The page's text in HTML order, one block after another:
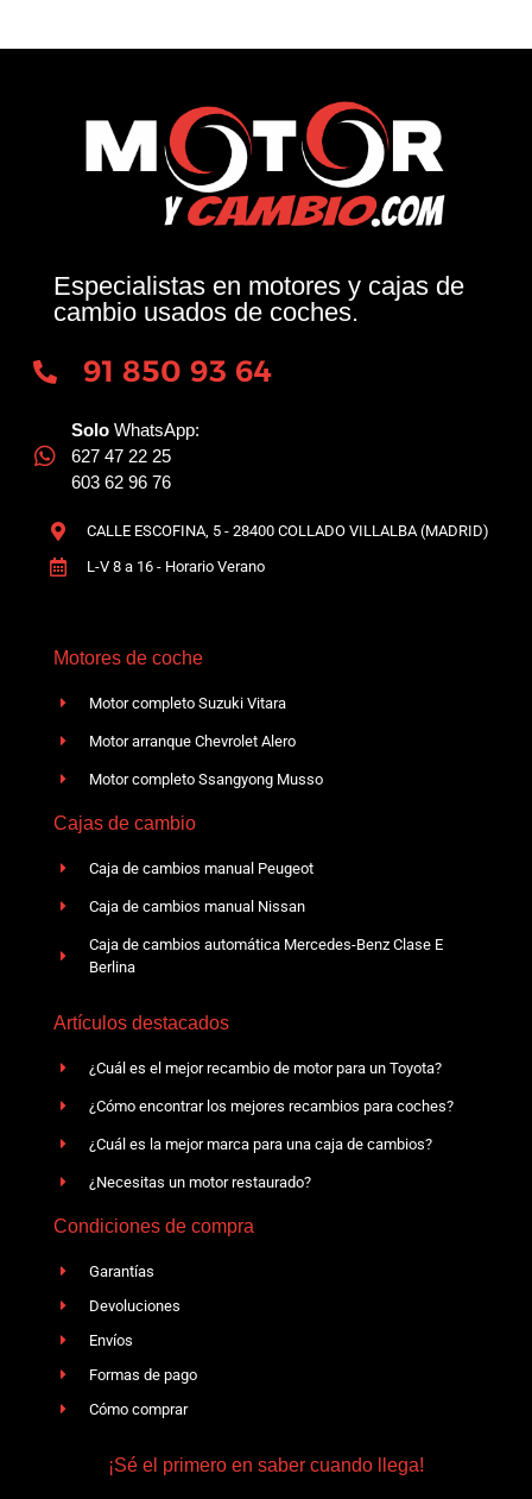
Especialistas en motores y cajas de
cambio usados de coches.
91 850 93 64
Solo WhatsApp:
627 47 22 25
603 62 96 76
CALLE ESCOFINA, 5 - 28400 COLLADO VILLALBA (MADRID)
L-V 8 a 16 - Horario Verano
Motores de coche
Motor completo Suzuki Vitara
Motor arranque Chevrolet Alero
Motor completo Ssangyong Musso
Cajas de cambio
Caja de cambios manual Peugeot
Caja de cambios manual Nissan
Caja de cambios automática Mercedes-Benz Clase E
Berlina
Artículos destacados
¿Cuál es el mejor recambio de motor para un Toyota?
¿Cómo encontrar los mejores recambios para coches?
¿Cuál es la mejor marca para una caja de cambios?
¿Necesitas un motor restaurado?
Condiciones de compra
Garantías
Devoluciones
Envíos
Formas de pago
Cómo comprar
¡Sé el primero en saber cuando llega!